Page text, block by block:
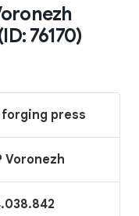
76170)
forging press
Voronezh